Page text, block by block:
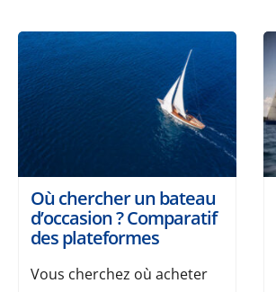
Où chercher un bateau
d’occasion ? Comparatif
des plateformes
Vous cherchez où acheter